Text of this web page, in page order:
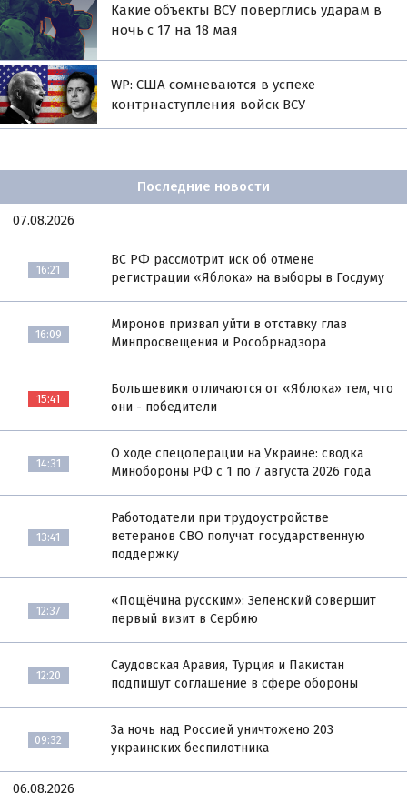
Какие объекты ВСУ поверглись ударам в
ночь с 17 на 18 мая
WP: США сомневаются в успехе
контрнаступления войск ВСУ
Последние новости
07.08.2026
16:21
ВС РФ рассмотрит иск об отмене
регистрации «Яблока» на выборы в Госдуму
16:09
Миронов призвал уйти в отставку глав
Минпросвещения и Рособрнадзора
15:41
Большевики отличаются от «Яблока» тем, что
они - победители
14:31
О ходе спецоперации на Украине: сводка
Минобороны РФ с 1 по 7 августа 2026 года
13:41
Работодатели при трудоустройстве
ветеранов СВО получат государственную
поддержку
12:37
«Пощёчина русским»: Зеленский совершит
первый визит в Сербию
12:20
Саудовская Аравия, Турция и Пакистан
подпишут соглашение в сфере обороны
09:32
За ночь над Россией уничтожено 203
украинских беспилотника
06.08.2026